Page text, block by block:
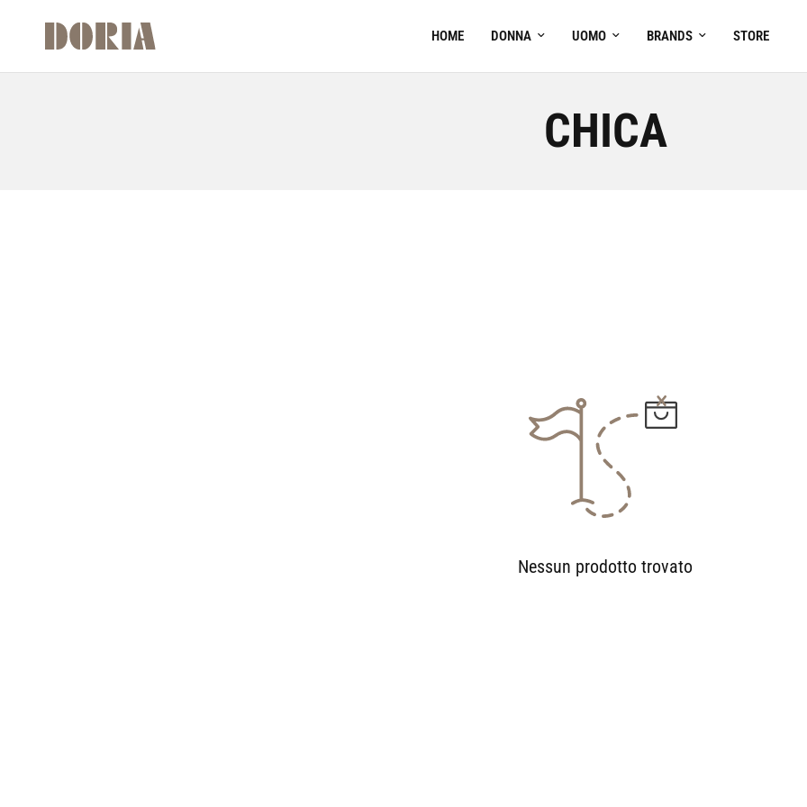
HOME DONNA UOMO BRANDS STORE
CHICA
Nessun prodotto trovato